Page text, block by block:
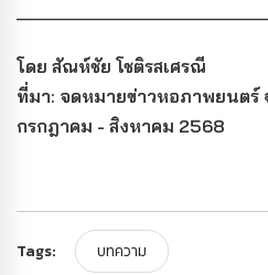
โดย สัณห์ชัย โชติรสเศรณี
ที่มา: จดหมายข่าวหอภาพยนตร์
กรกฎาคม - สิงหาคม 2568
Tags: บทความ